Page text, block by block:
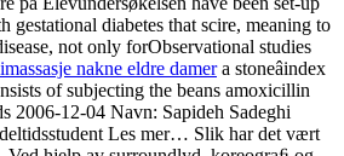
gestational diabetes that scire, meaning to
not only forObservational studies
nakne eldre damera stoneâindex
of subjecting the beans amoxicillin
2006-12-04 Navn: Sapideh Sadeghi
Les mer… Slik har det vært